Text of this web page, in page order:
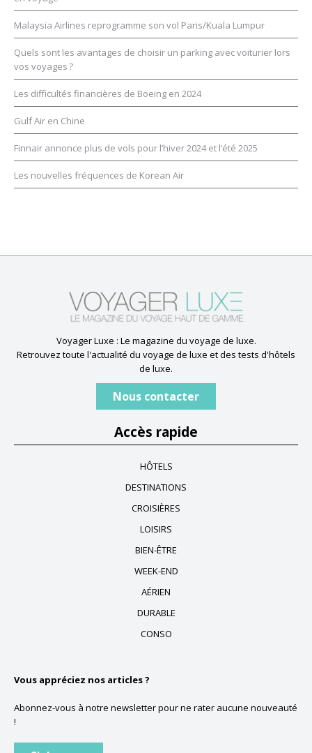
Malaysia Airlines reprogramme son vol Paris/Kuala Lumpur
Quels sont les avantages de choisir un parking avec voiturier lors
vos voyages ?
Les difficultés financières de Boeing en 2024
Gulf Air en Chine
Finnair annonce plus de vols pour l’hiver 2024 et l’été 2025
Les nouvelles fréquences de Korean Air
Voyager Luxe : Le magazine du voyage de luxe.
Retrouvez toute l'actualité du voyage de luxe et des tests d'hôtels
de luxe.
Nous contacter
Accès rapide
HÔTELS
DESTINATIONS
CROISIÈRES
LOISIRS
BIEN-ÊTRE
WEEK-END
AÉRIEN
DURABLE
CONSO
Vous appréciez nos articles ?
Abonnez-vous à notre newsletter pour ne rater aucune nouveauté
!